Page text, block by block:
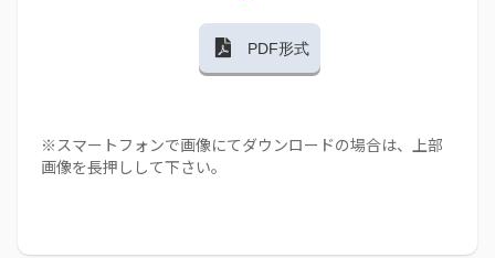
PDF形式
※スマートフォンで画像にてダウンロードの場合は、上部
画像を長押しして下さい。